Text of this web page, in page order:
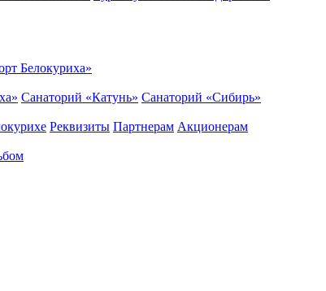
Белокуриха»
Санаторий «Катунь» Санаторий «Сибирь»
Реквизиты Партнерам Акционерам